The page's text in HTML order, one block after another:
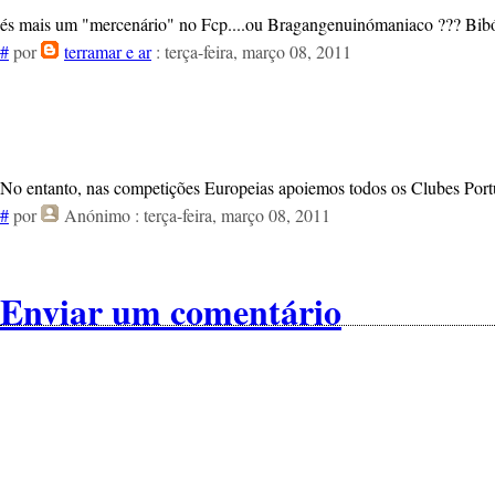
és mais um "mercenário" no Fcp....ou Bragangenuinómaniaco ???
#por terramar e ar: terça-feira, março 08, 2011
No entanto, nas competições Europeias apoiemos todos os Clubes
#por Anónimo : terça-feira, março 08, 2011
Enviar um comentário